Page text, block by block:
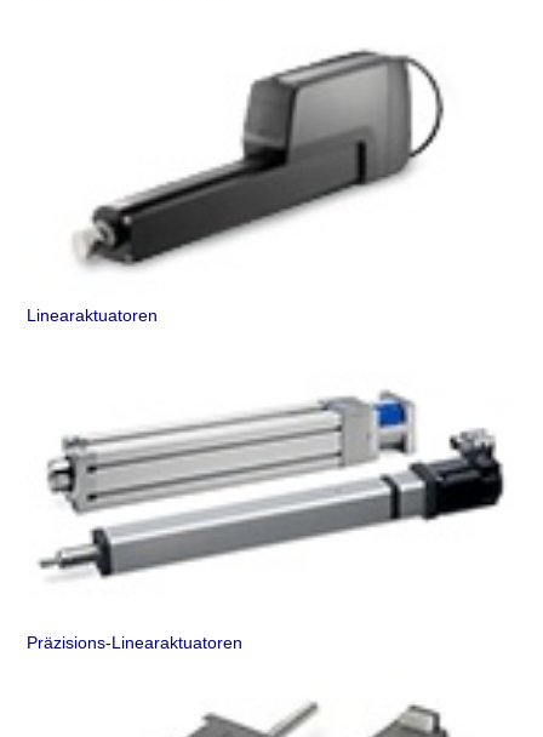
Linearaktuatoren
Präzisions-Linearaktuatoren